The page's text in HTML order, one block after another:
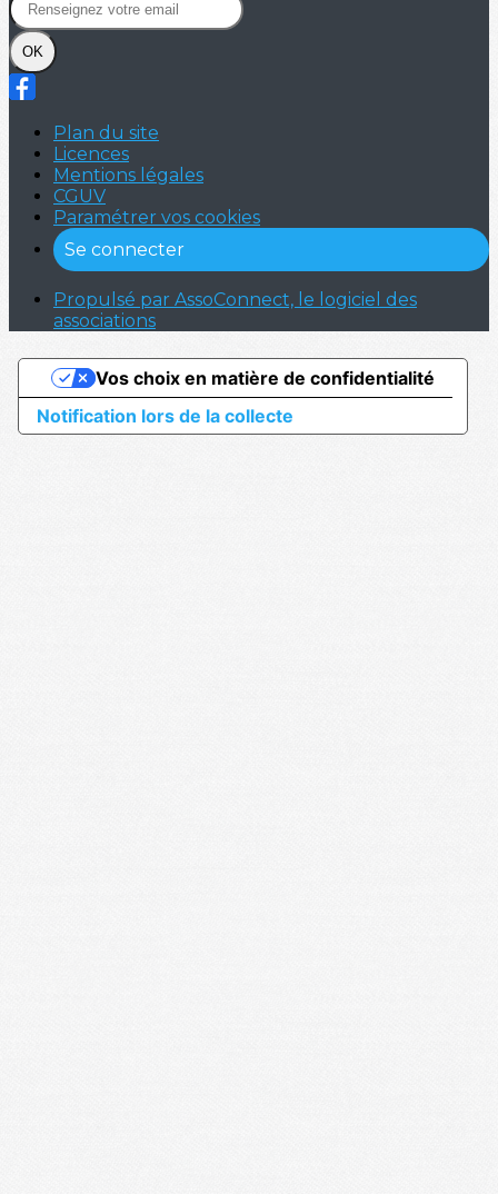
OK
Plan du site
Licences
Mentions légales
CGUV
Paramétrer vos cookies
Se connecter
Propulsé par AssoConnect, le logiciel des
associations
Notification lors de la collecte
Vos choix en matière de confidentialité